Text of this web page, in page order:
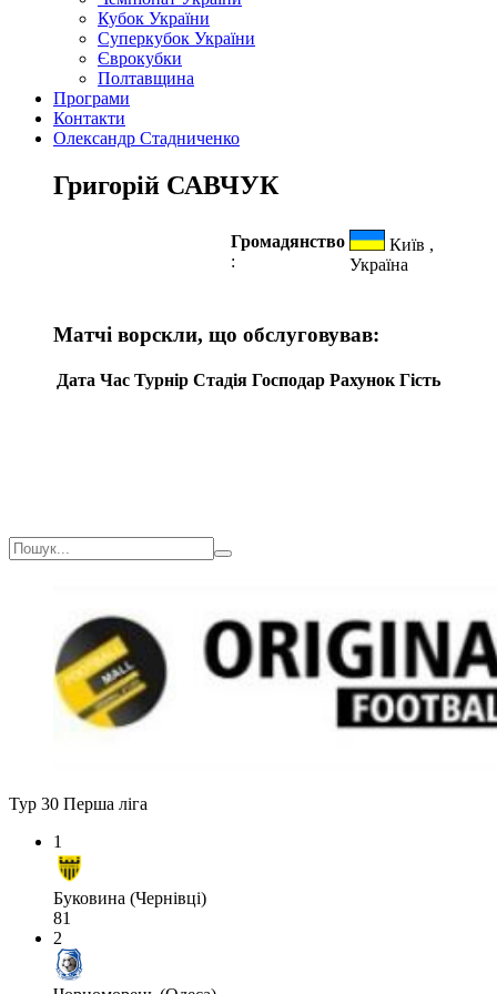
Кубок України
Суперкубок України
Єврокубки
Полтавщина
Програми
Контакти
Олександр Стадниченко
Григорій САВЧУК
Громадянство
:
Київ ,
Україна
Матчі ворскли, що обслуговував:
Дата Час Турнір Стадія Господар Рахунок Гість
Тур 30 Перша ліга
1
Буковина (Чернівці)
81
2